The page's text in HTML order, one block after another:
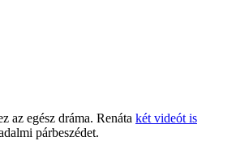
egész dráma. Renáta két videót is
párbeszédet.